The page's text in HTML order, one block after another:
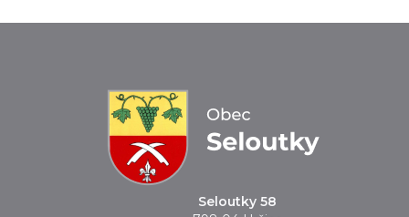
Seloutky 58